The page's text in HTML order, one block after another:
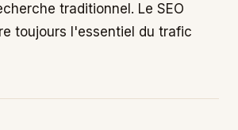
traditionnel. Le SEO
toujours l'essentiel du trafic